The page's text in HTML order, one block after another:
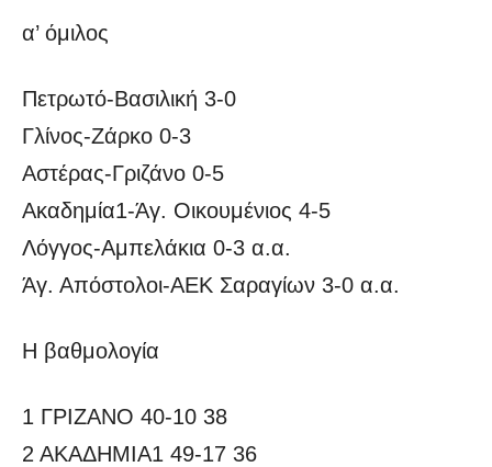
α’ όμιλος
Πετρωτό-Βασιλική 3-0
Γλίνος-Ζάρκο 0-3
Αστέρας-Γριζάνο 0-5
Ακαδημία1-Άγ. Οικουμένιος 4-5
Λόγγος-Αμπελάκια 0-3 α.α.
Άγ. Απόστολοι-ΑΕΚ Σαραγίων 3-0 α.α.
Η βαθμολογία
1 ΓΡΙΖΑΝΟ 40-10 38
2 ΑΚΑΔΗΜΙΑ1 49-17 36